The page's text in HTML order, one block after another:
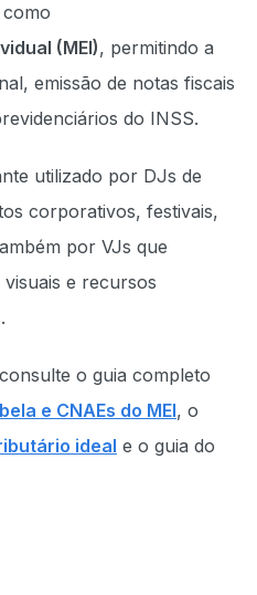
como
(MEI), permitindo a
emissão de notas fiscais
do INSS.
utilizado por DJs de
corporativos, festivais,
por VJs que
e recursos
o guia completo
e CNAEs do MEI, o
ideal e o guia do